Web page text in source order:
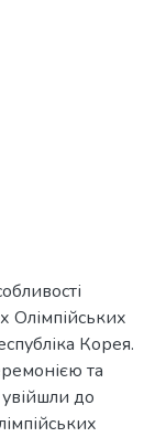
Олімпійських
Корея.
та
до